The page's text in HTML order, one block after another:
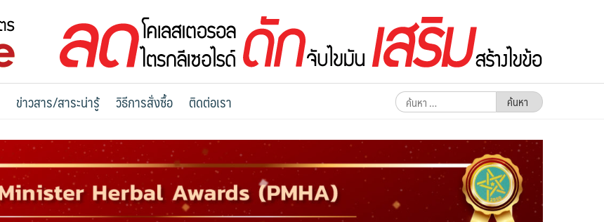
ข่าวสาร/สาระน่ารู้ วิธีการสั่งซื้อ ติดต่อเรา
ค้นหา
สำหรับ: